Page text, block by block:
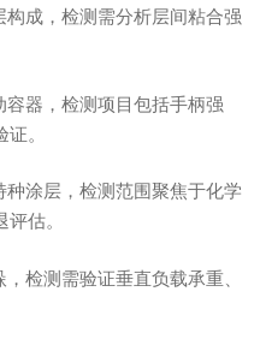
构成，检测需分析层间粘合强
容器，检测项目包括手柄强
。
种涂层，检测范围聚焦于化学
估。
检测需验证垂直负载承重、